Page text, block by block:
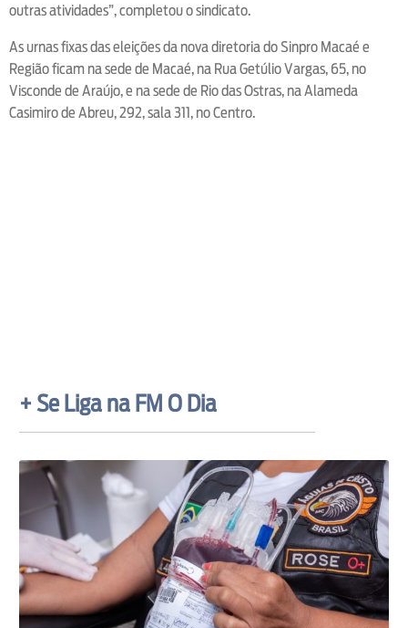
outras atividades”, completou o sindicato.
As urnas fixas das eleições da nova diretoria do Sinpro Macaé e
Região ficam na sede de Macaé, na Rua Getúlio Vargas, 65, no
Visconde de Araújo, e na sede de Rio das Ostras, na Alameda
Casimiro de Abreu, 292, sala 311, no Centro.
+ Se Liga na FM O Dia